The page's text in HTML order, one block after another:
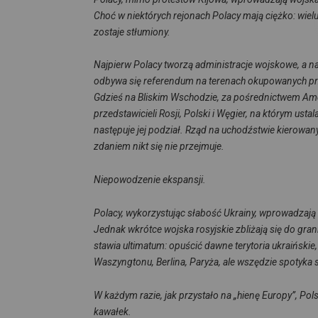
Choć w niektórych rejonach Polacy mają ciężko:
zostaje stłumiony.
Najpierw Polacy tworzą administracje wojskowe, a
odbywa się referendum na terenach okupowanych
Gdzieś na Bliskim Wschodzie, za pośrednictwem
przedstawicieli Rosji, Polski i Węgier, na którym
następuje jej podział. Rząd na uchodźstwie
zdaniem nikt się nie przejmuje.
Niepowodzenie ekspansji.
Polacy, wykorzystując słabość Ukrainy,
Jednak wkrótce wojska rosyjskie zbliżają się do
stawia ultimatum: opuścić dawne terytoria ukraińskie,
Waszyngtonu, Berlina, Paryża, ale wszędzie spotyka
W każdym razie, jak przystało na „hienę Europy”,
kawałek.